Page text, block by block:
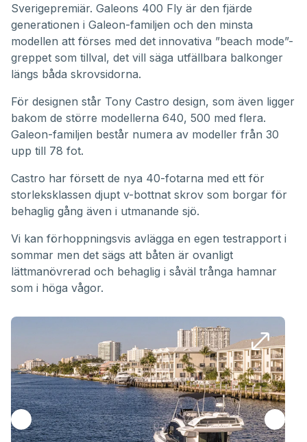
Sverigepremiär. Galeons 400 Fly är den fjärde
generationen i Galeon-familjen och den minsta
modellen att förses med det innovativa ”beach mode”-
greppet som tillval, det vill säga utfällbara balkonger
längs båda skrovsidorna.
För designen står Tony Castro design, som även ligger
bakom de större modellerna 640, 500 med flera.
Galeon-familjen består numera av modeller från 30
upp till 78 fot.
Castro har försett de nya 40-fotarna med ett för
storleksklassen djupt v-bottnat skrov som borgar för
behaglig gång även i utmanande sjö.
Vi kan förhoppningsvis avlägga en egen testrapport i
sommar men det sägs att båten är ovanligt
lättmanövrerad och behaglig i såväl trånga hamnar
som i höga vågor.